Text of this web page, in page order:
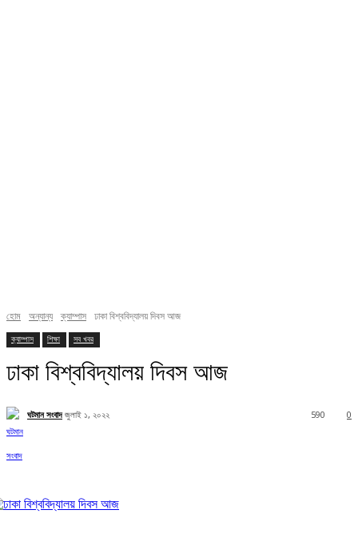
হোম অন্যান্য ক্যাম্পাস ঢাকা বিশ্ববিদ্যালয় দিবস আজ
ক্যাম্পাস শিক্ষা সব খবর
ঢাকা বিশ্ববিদ্যালয় দিবস আজ
ঘটমান সংবাদ জুলাই ১, ২০২২ 0
590